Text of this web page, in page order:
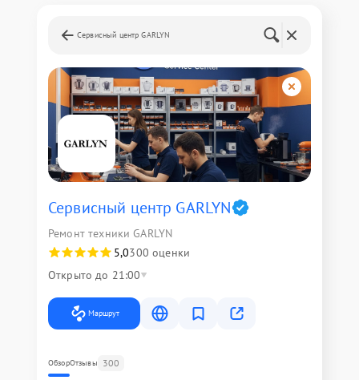
Сервисный центр GARLYN
Сервисный центр GARLYN
Ремонт техники GARLYN
5,0300 оценки
Открыто до 21:00
Маршрут
ОбзорОтзывы 300